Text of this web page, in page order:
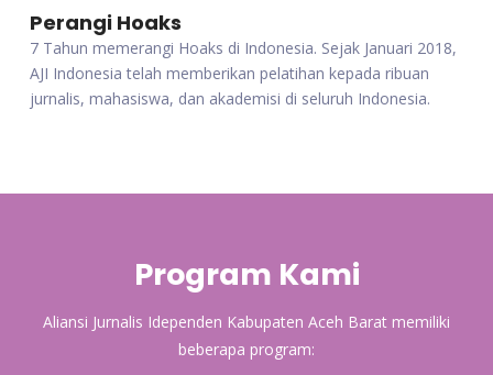
Perangi Hoaks
7 Tahun memerangi Hoaks di Indonesia. Sejak Januari 2018,
AJI Indonesia telah memberikan pelatihan kepada ribuan
jurnalis, mahasiswa, dan akademisi di seluruh Indonesia.
Program Kami
Aliansi Jurnalis Idependen Kabupaten Aceh Barat memiliki
beberapa program: